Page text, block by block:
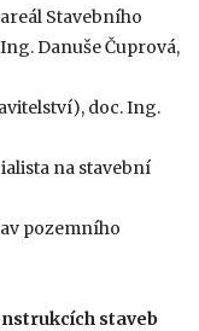
areál Stavebního
Danuše Čuprová,
doc. Ing.
na stavební
pozemního
staveb